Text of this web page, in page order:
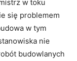
w toku
się problemem
w tym
nie
budowlanych